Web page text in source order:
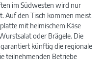
im Südwesten wird nur
Auf den Tisch kommen meist
mit heimischem Käse
oder Brägele. Die
künftig die regionale
teilnehmenden Betriebe